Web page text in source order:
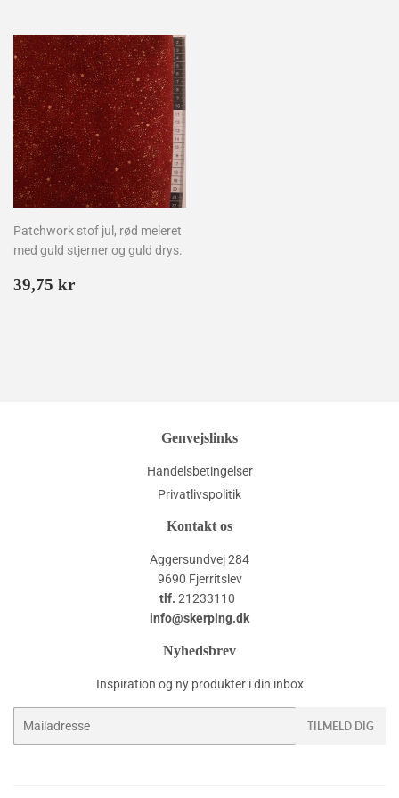
Patchwork stof jul, rød meleret
med guld stjerner og guld drys.
Normalpris
39,75 kr
Genvejslinks
Handelsbetingelser
Privatlivspolitik
Kontakt os
Aggersundvej 284
9690 Fjerritslev
tlf. 21233110
info@skerping.dk
Nyhedsbrev
Inspiration og ny produkter i din inbox
TILMELD DIG